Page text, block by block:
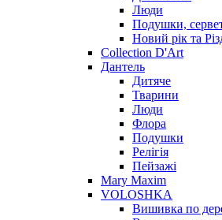
Люди
Подушки,
Новий рік та
Collection D'Art
Дантель
Дитяче
Тварини
Люди
Флора
Подушки
Релігія
Пейзажі
Mary Maxim
VOLOSHKA
Вишивка по